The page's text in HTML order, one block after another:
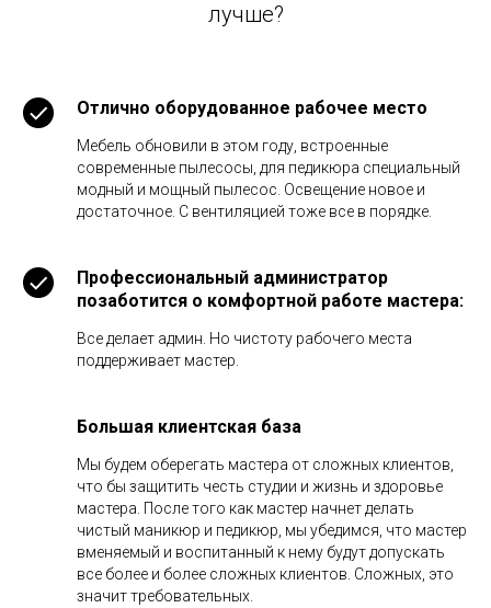
лучше?
Отлично оборудованное рабочее место
Мебель обновили в этом году, встроенные
современные пылесосы, для педикюра специальный
модный и мощный пылесос. Освещение новое и
достаточное. С вентиляцией тоже все в порядке.
Профессиональный администратор
позаботится о комфортной работе мастера:
Все делает админ. Но чистоту рабочего места
поддерживает мастер.
Большая клиентская база
Мы будем оберегать мастера от сложных клиентов,
что бы защитить честь студии и жизнь и здоровье
мастера. После того как мастер начнет делать
чистый маникюр и педикюр, мы убедимся, что мастер
вменяемый и воспитанный к нему будут допускать
все более и более сложных клиентов. Сложных, это
значит требовательных.